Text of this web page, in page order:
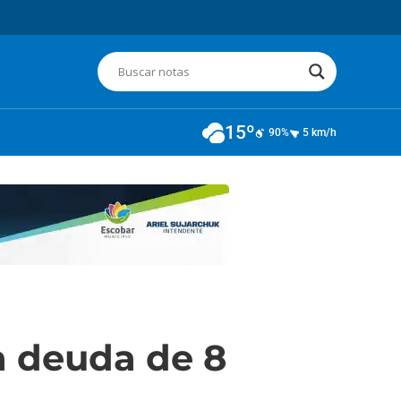
15º 90% 5 km/h
deuda de 8